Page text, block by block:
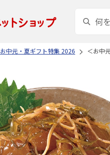
お中元・夏ギフト特集 2026 ＜お中